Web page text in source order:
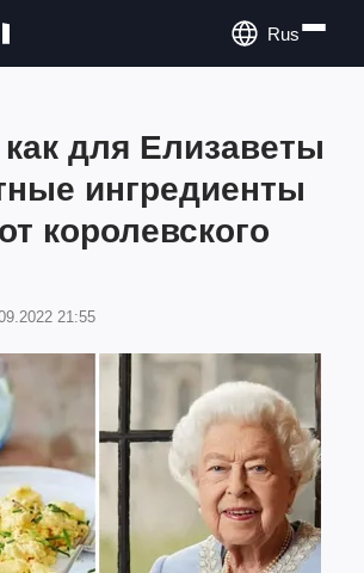
Rus
для Елизаветы
ингредиенты
королевского
21:55